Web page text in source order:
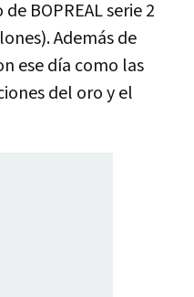
BOPREAL serie 2
Además de
ese día como las
del oro y el